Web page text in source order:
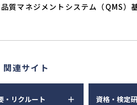
品質マネジメントシステム（QMS）
関連サイト
・リクルート 資格・検定